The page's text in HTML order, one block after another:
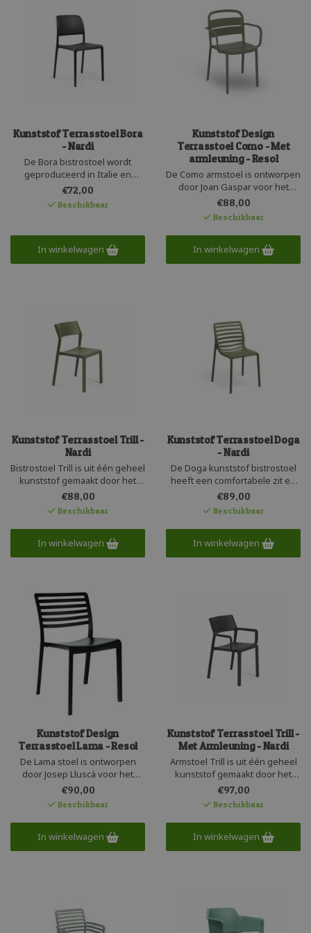
Kunststof Terrasstoel Bora
- Nardi
De Bora bistrostoel wordt
geproduceerd in Italie en
bestaat uit één geheel sterk en
kleurvast kunststof. Deze
lichtgewicht terrasstoel is
actief zitcomfort. Het ronde
buisvormige kunststof frame is
volledig recyclebaar.
€72,00
Beschikbaar
In winkelwagen
Kunststof Design
Terrasstoel Como - Met
armleuning - Resol
De Como armstoel is ontworpen
door Joan Gaspar voor het
Spaanse Resol. Deze moderne
kunststof armstoel is gemaakt
van robuust en recyclebaar
polypropyleen wat is versterkt
met glasvezel. Deze
designstoel is UV-beschermd
€88,00
Beschikbaar
In winkelwagen
Kunststof Terrasstoel Trill -
Nardi
Bistrostoel Trill is uit één geheel
kunststof gemaakt door het
Italiaanse Nardi. Een stevige
stapelstoel in een tijdloos
design. Deze terrasstoel is
uniform gekleurd en heeft een
matte uitstraling. Het
polypropyleen is UV beschermd
€88,00
Beschikbaar
In winkelwagen
Kunststof Terrasstoel Doga
- Nardi
De Doga kunststof bistrostoel
heeft een comfortabele zit en
wordt geproduceerd door het
Italiaanse Nardi. De stapelbare
stoel heeft een mooie
vormgeving en is fraai
afgewerkt. Het recyclebare
kunststof is
€89,00
Beschikbaar
In winkelwagen
Kunststof Design
Terrasstoel Lama - Resol
De Lama stoel is ontworpen
door Josep Lluscà voor het
Spaanse merk Resol. De design
stapelstoel met latjes
rugpatroon is gemaakt van UV
bestendig en recyclebaar
kunststof. Een duurzame
kleurvaste stoel met een
€90,00
Beschikbaar
In winkelwagen
Kunststof Terrasstoel Trill -
Met Armleuning - Nardi
Armstoel Trill is uit één geheel
kunststof gemaakt door het
Italiaanse Nardi. Een stevige
armstoel in een tijdloos design.
Deze terrasstoel is uniform
gekleurd, stapelbaar en heeft
een matte uitstraling. Het
polypropyleen is UV beschermd
€97,00
Beschikbaar
In winkelwagen